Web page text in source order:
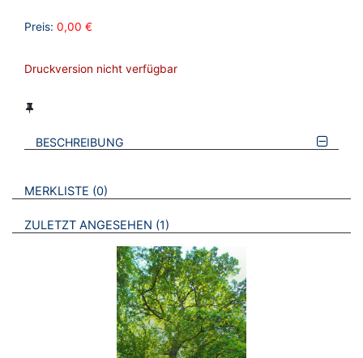
Preis: 0,00 €
Druckversion nicht verfügbar
BESCHREIBUNG
VERWEISE AUF VERMERKTE- ODER ZULETZT ANGESEHENE
MERKLISTE 0 BROSCHÜREN
ZULETZT ANGESEHEN 1 BROSCHÜREN